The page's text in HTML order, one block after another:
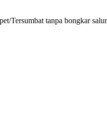
Tersumbat tanpa bongkar